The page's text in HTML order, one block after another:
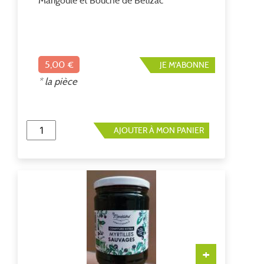
JE M'ABONNE
5,00 €
* la pièce
AJOUTER À MON PANIER
+